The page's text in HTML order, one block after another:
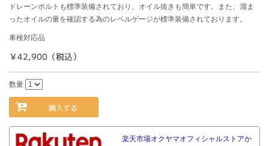
ドレーンボルトも標準装備されており、オイル抜きも簡単です。また、溜ま
ったオイルの量を確認する為のレベルゲージが標準装備されております。
車検対応品
￥42,900（税込）
数量
購入する
楽天市場オクヤマオフィシャルストアか